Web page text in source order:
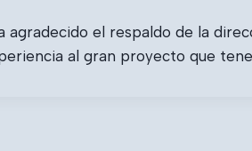
agradecido el respaldo de la
al gran proyecto que